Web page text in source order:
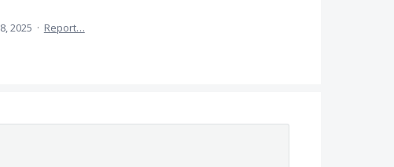
2025 · Report…